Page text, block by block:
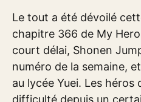
Le tout a été dévoilé
chapitre 366 de My
court délai, Shonen
numéro de la semaine,
au lycée Yuei. Les héros
difficulté depuis un